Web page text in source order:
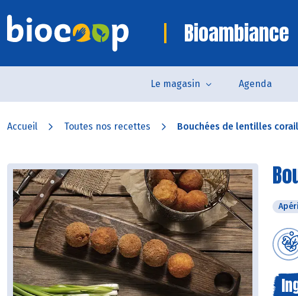
Bioambiance
Le magasin Agenda
Accueil Toutes nos recettes Bouchées de lentilles